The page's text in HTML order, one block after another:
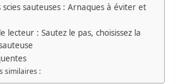
scies sauteuses : Arnaques à éviter et
lecteur : Sautez le pas, choisissez la
similaires :